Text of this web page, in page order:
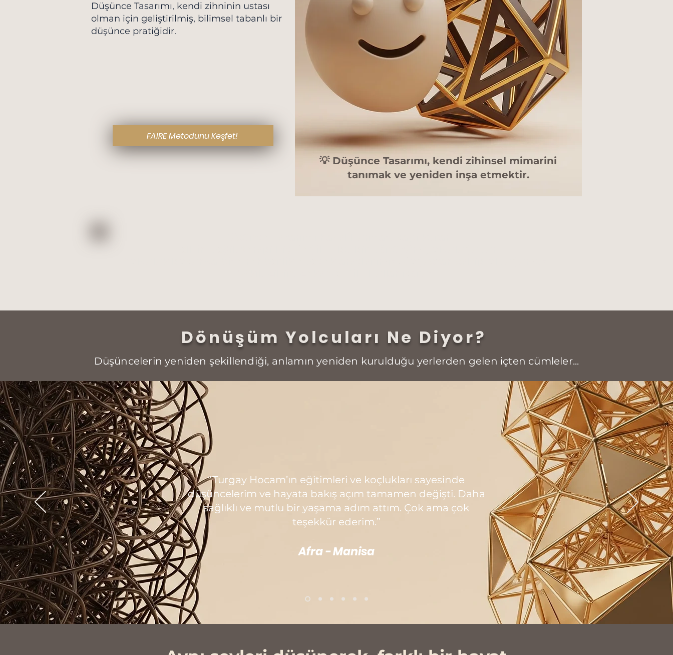
Düşünce Tasarımı, kendi zihninin ustası
olman için geliştirilmiş, bilimsel tabanlı bir
düşünce pratiğidir.
FAIRE Metodunu Keşfet!
💡 Düşünce Tasarımı, kendi zihinsel mimarini
tanımak ve yeniden inşa etmektir.
Dönüşüm Yolcuları Ne Diyor?
Düşüncelerin yeniden şekillendiği, anlamın yeniden kurulduğu yerlerden gelen içten cümleler...
“Turgay Hocam’ın eğitimleri ve koçlukları sayesinde
düşüncelerim ve hayata bakış açım tamamen değişti. Daha
sağlıklı ve mutlu bir yaşama adım attım. Çok ama çok
teşekkür ederim.”
Afra - Manisa